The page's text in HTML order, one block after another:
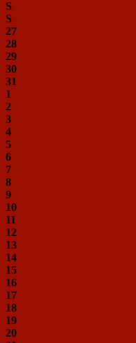
S
S
27
28
29
30
31
1
2
3
4
5
6
7
8
9
10
11
12
13
14
15
16
17
18
19
20